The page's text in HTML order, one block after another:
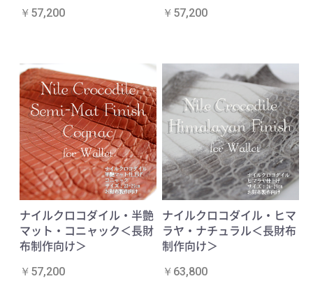
￥57,200 ￥57,200
ナイルクロコダイル・半艶
マット・コニャック＜長財
布制作向け＞
￥57,200
ナイルクロコダイル・ヒマ
ラヤ・ナチュラル＜長財布
制作向け＞
￥63,800